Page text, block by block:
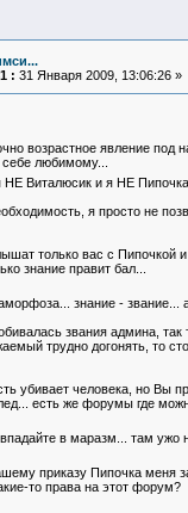
: 31 Января 2009, 13:06:26 »
возрастное явление под
любимому...
НЕ Виталюсик и я НЕ
я просто не
только вас с Пипочкой
знание правит бал...
знание - звание...
звания админа,
трудно догонять, то
убивает человека, но Вы
есть же форумы где
в маразм... там
приказу Пипочка меня
то права на этот форум?